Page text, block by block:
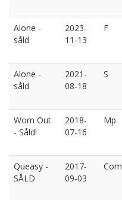
Alone -
såld
2023-
11-13
F
Alone -
såld
2021-
08-18
S
Worn Out
- Såld!
2018-
07-16
Mp
Queasy -
SÅLD
2017-
09-03
Com